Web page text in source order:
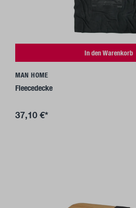
In den Warenkorb
MAN HOME
Fleecedecke
37,10 €*